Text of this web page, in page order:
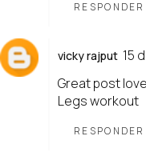
RESPONDER
vicky rajput 15
Great post
Legs workout
RESPONDER